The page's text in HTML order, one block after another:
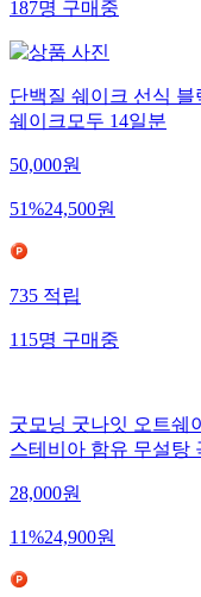
187명구매중
단백질 쉐이크 선식
쉐이크모두 14일분
50,000원
51%24,500원
735적립
115명구매중
굿모닝 굿나잇 오트쉐
스테비아 함유 무설탕
28,000원
11%24,900원